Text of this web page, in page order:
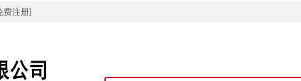
费注册]